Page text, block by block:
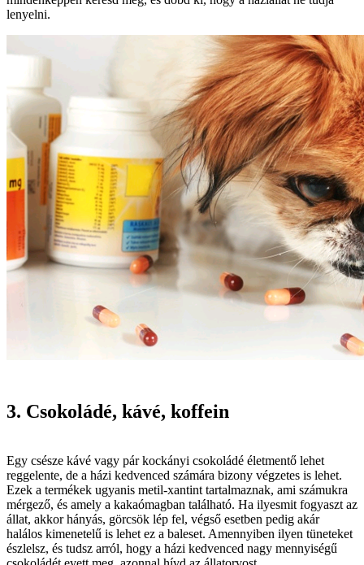
lenyelni.
3. Csokoládé, kávé, koffein
Egy csésze kávé vagy pár kockányi csokoládé életmentő lehet
reggelente, de a házi kedvenced számára bizony végzetes is lehet.
Ezek a termékek ugyanis metil-xantint tartalmaznak, ami számukra
mérgező, és amely a kakaómagban található. Ha ilyesmit fogyaszt az
állat, akkor hányás, görcsök lép fel, végső esetben pedig akár
halálos kimenetelű is lehet ez a baleset. Amennyiben ilyen tüneteket
észlelsz, és tudsz arról, hogy a házi kedvenced nagy mennyiségű